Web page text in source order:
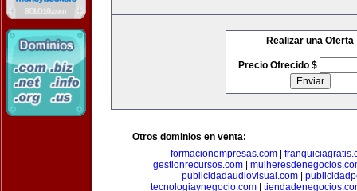
Realizar una Oferta
Precio Ofrecido $
Otros dominios en venta:
formacionempresas.com|
gestionrecursos.com|
publicidadaudiovisual.com|
tecnologiaynegocio.com